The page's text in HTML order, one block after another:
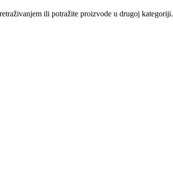
ili potražite proizvode u drugoj kategoriji.